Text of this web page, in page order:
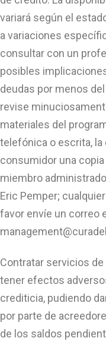
variará según el
a variaciones
consultar con un
posibles
deudas por menos
revise
materiales del
telefónica o escrita, la
consumidor una copia
miembro
Eric Pemper;
favor envíe un correo
Contratar servicios
tener efectos
crediticia, pudiendo
por parte de
de los saldos